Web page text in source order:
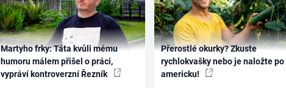
Martyho frky: Táta kvůli mému
humoru málem přišel o práci,
vypráví kontroverzní Řezník
Přerostlé okurky? Zkuste
rychlokvašky nebo je naložte po
americku!